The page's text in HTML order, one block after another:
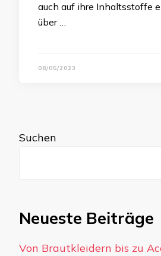
auch auf ihre Inhaltsstoffe
über …
08/05/2023
Suchen
Neueste Beiträge
Von Brautkleidern bis zu